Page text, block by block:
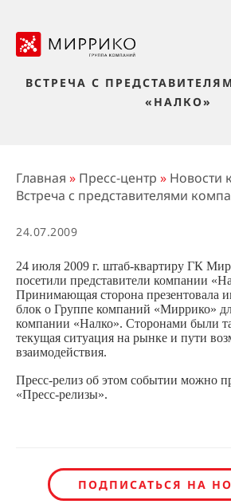
ВСТРЕЧА С
«НАЛКО»
Главная » Пресс-центр » Новости
Встреча с представителями
24.07.2009
24 июля 2009 г. штаб-квартиру ГК
посетили представители компании
Принимающая сторона презентовала
блок о Группе компаний «Миррико»
компании «Налко». Сторонами были
текущая ситуация на рынке и пути
взаимодействия.
Пресс-релиз об этом событии можно
«Пресс-релизы».
ПОДПИСАТЬСЯ НА